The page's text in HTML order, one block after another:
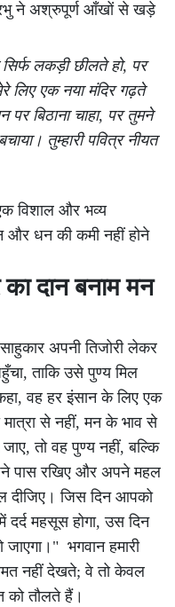
ने अश्रुपूर्ण आँखों से खड़े
लकड़ी छीलते हो, पर
लिए एक नया मंदिर गढ़ते
बिठाना चाहा, पर तुमने
तुम्हारी पवित्र नीयत
विशाल और भव्य
धन की कमी नहीं होने
दान बनाम मन
अपनी तिजोरी लेकर
ताकि उसे पुण्य मिल
वह हर इंसान के लिए एक
से नहीं, मन के भाव से
तो वह पुण्य नहीं, बल्कि
पास रखिए और अपने महल
दीजिए। जिस दिन आपको
महसूस होगा, उस दिन
भगवान हमारी
नहीं देखते; वे तो केवल
को तौलते हैं।